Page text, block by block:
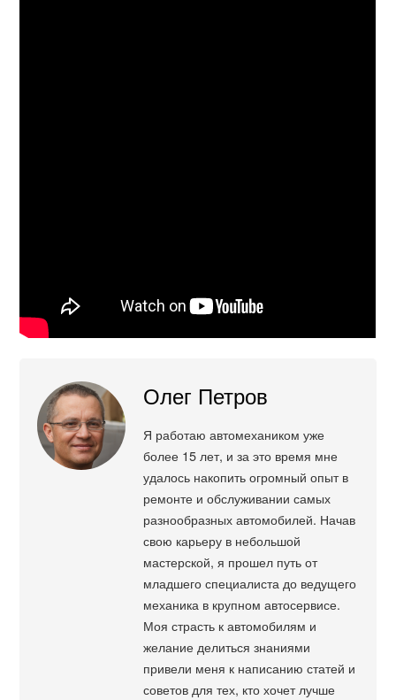
Олег Петров
Я работаю автомехаником уже
более 15 лет, и за это время мне
удалось накопить огромный опыт в
ремонте и обслуживании самых
разнообразных автомобилей. Начав
свою карьеру в небольшой
мастерской, я прошел путь от
младшего специалиста до ведущего
механика в крупном автосервисе.
Моя страсть к автомобилям и
желание делиться знаниями
привели меня к написанию статей и
советов для тех, кто хочет лучше